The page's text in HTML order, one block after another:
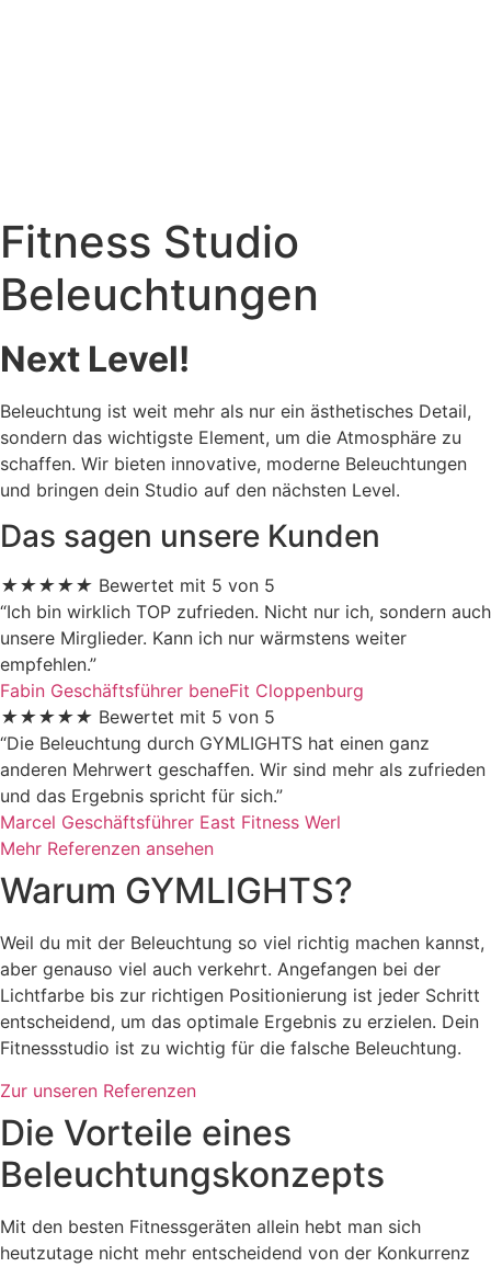
Fitness Studio
Beleuchtungen
Next Level!
Beleuchtung ist weit mehr als nur ein ästhetisches Detail,
sondern das wichtigste Element, um die Atmosphäre zu
schaffen. Wir bieten innovative, moderne Beleuchtungen
und bringen dein Studio auf den nächsten Level.
Das sagen unsere Kunden
★★★★★ Bewertet mit 5 von 5
“Ich bin wirklich TOP zufrieden. Nicht nur ich, sondern auch
unsere Mirglieder. Kann ich nur wärmstens weiter
empfehlen.”
Fabin Geschäftsführer beneFit Cloppenburg
★★★★★ Bewertet mit 5 von 5
“Die Beleuchtung durch GYMLIGHTS hat einen ganz
anderen Mehrwert geschaffen. Wir sind mehr als zufrieden
und das Ergebnis spricht für sich.”
Marcel Geschäftsführer East Fitness Werl
Mehr Referenzen ansehen
Warum GYMLIGHTS?
Weil du mit der Beleuchtung so viel richtig machen kannst,
aber genauso viel auch verkehrt. Angefangen bei der
Lichtfarbe bis zur richtigen Positionierung ist jeder Schritt
entscheidend, um das optimale Ergebnis zu erzielen. Dein
Fitnessstudio ist zu wichtig für die falsche Beleuchtung.
Zur unseren Referenzen
Die Vorteile eines
Beleuchtungskonzepts
Mit den besten Fitnessgeräten allein hebt man sich
heutzutage nicht mehr entscheidend von der Konkurrenz